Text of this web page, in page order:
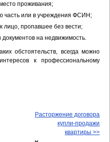
проживания;
часть или в учреждения ФСИН;
лицо, пропавшее без вести;
на недвижимость.
обстоятельств, всегда можно
к профессиональному
Расторжение договора
купли-продажи
квартиры >>